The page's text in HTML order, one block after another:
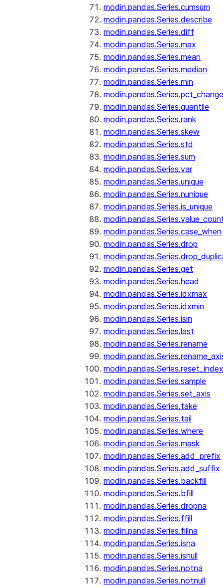
modin.pandas.Series.cumsum
modin.pandas.Series.describe
modin.pandas.Series.diff
modin.pandas.Series.max
modin.pandas.Series.mean
modin.pandas.Series.median
modin.pandas.Series.min
modin.pandas.Series.pct_change
modin.pandas.Series.quantile
modin.pandas.Series.rank
modin.pandas.Series.skew
modin.pandas.Series.std
modin.pandas.Series.sum
modin.pandas.Series.var
modin.pandas.Series.unique
modin.pandas.Series.nunique
modin.pandas.Series.is_unique
modin.pandas.Series.case_when
modin.pandas.Series.drop
modin.pandas.Series.get
modin.pandas.Series.head
modin.pandas.Series.idxmax
modin.pandas.Series.idxmin
modin.pandas.Series.isin
modin.pandas.Series.last
modin.pandas.Series.rename
modin.pandas.Series.reset_index
modin.pandas.Series.sample
modin.pandas.Series.set_axis
modin.pandas.Series.take
modin.pandas.Series.tail
modin.pandas.Series.where
modin.pandas.Series.mask
modin.pandas.Series.add_prefix
modin.pandas.Series.add_suffix
modin.pandas.Series.backfill
modin.pandas.Series.bfill
modin.pandas.Series.dropna
modin.pandas.Series.ffill
modin.pandas.Series.fillna
modin.pandas.Series.isna
modin.pandas.Series.isnull
modin.pandas.Series.notna
modin.pandas.Series.notnull